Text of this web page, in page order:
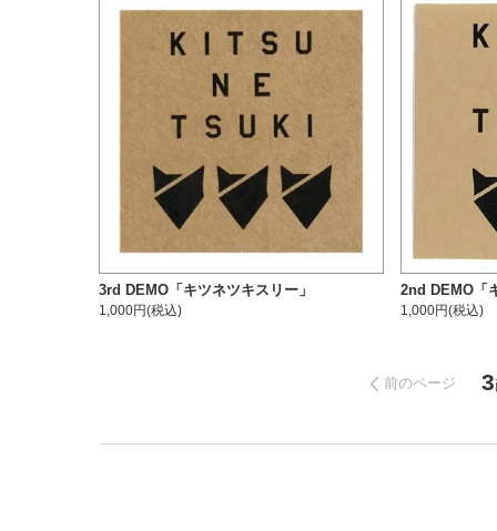
3rd DEMO「キツネツキスリー」
1,000円(税込)
2nd DEMO「
1,000円(税込)
前のページ 3